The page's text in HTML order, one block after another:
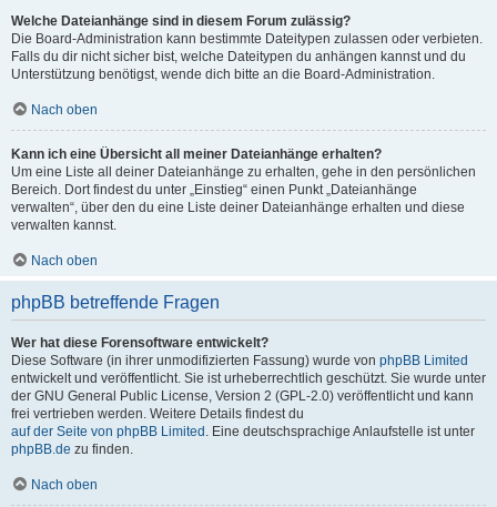
Welche Dateianhänge sind in diesem Forum zulässig?
Die Board-Administration kann bestimmte Dateitypen zulassen oder verbieten.
Falls du dir nicht sicher bist, welche Dateitypen du anhängen kannst und du
Unterstützung benötigst, wende dich bitte an die Board-Administration.
Nach oben
Kann ich eine Übersicht all meiner Dateianhänge erhalten?
Um eine Liste all deiner Dateianhänge zu erhalten, gehe in den persönlichen
Bereich. Dort findest du unter „Einstieg“ einen Punkt „Dateianhänge
verwalten“, über den du eine Liste deiner Dateianhänge erhalten und diese
verwalten kannst.
Nach oben
phpBB betreffende Fragen
Wer hat diese Forensoftware entwickelt?
Diese Software (in ihrer unmodifizierten Fassung) wurde von phpBB Limited
entwickelt und veröffentlicht. Sie ist urheberrechtlich geschützt. Sie wurde unter
der GNU General Public License, Version 2 (GPL-2.0) veröffentlicht und kann
frei vertrieben werden. Weitere Details findest du
auf der Seite von phpBB Limited . Eine deutschsprachige Anlaufstelle ist unter
phpBB.de zu finden.
Nach oben